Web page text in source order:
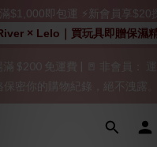
鋪資訊、一般紙箱）、隱私保
$20購物金  訂單商品好評再享
滿 $200 免運費 | 🚪 非會員：
鋪資訊、一般紙箱）、隱私
滿$1,000即包運 ⚡新會員享$20
× Lelo｜買玩具即贈保濕